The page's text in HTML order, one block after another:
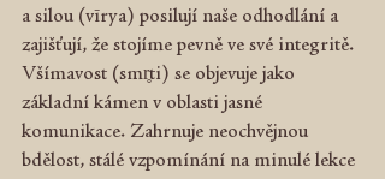
a silou (vīrya) posilují naše odhodlání a
zajišťují, že stojíme pevně ve své integritě.
Všímavost (smr̥ti) se objevuje jako
základní kámen v oblasti jasné
komunikace. Zahrnuje neochvějnou
bdělost, stálé vzpomínání na minulé lekce